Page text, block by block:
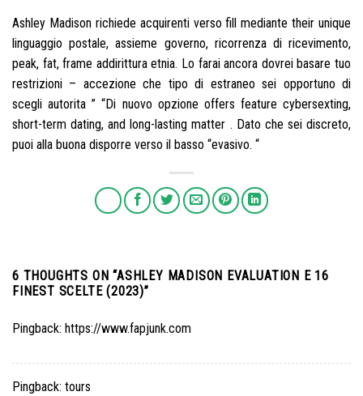
Ashley Madison richiede acquirenti verso fill mediante their unique
linguaggio postale, assieme governo, ricorrenza di ricevimento,
peak, fat, frame addirittura etnia. Lo farai ancora dovrei basare tuo
restrizioni – accezione che tipo di estraneo sei opportuno di
scegli autorita ” “Di nuovo opzione offers feature cybersexting,
short-term dating, and long-lasting matter . Dato che sei discreto,
puoi alla buona disporre verso il basso “evasivo. “
6 THOUGHTS ON “ASHLEY MADISON EVALUATION E 16
FINEST SCELTE (2023)”
Pingback: https://www.fapjunk.com
Pingback: tours